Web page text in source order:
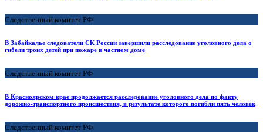
Следственный комитет РФ
В Забайкалье следователи СК России завершили расследование уголовного дела о
гибели троих детей при пожаре в частном доме
Следственный комитет РФ
В Красноярском крае продолжается расследование уголовного дела по факту
дорожно-транспортного происшествия, в результате которого погибли пять человек
Следственный комитет РФ